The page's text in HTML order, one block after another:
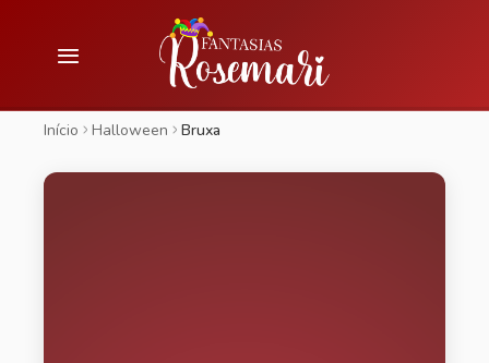
Início Halloween Bruxa